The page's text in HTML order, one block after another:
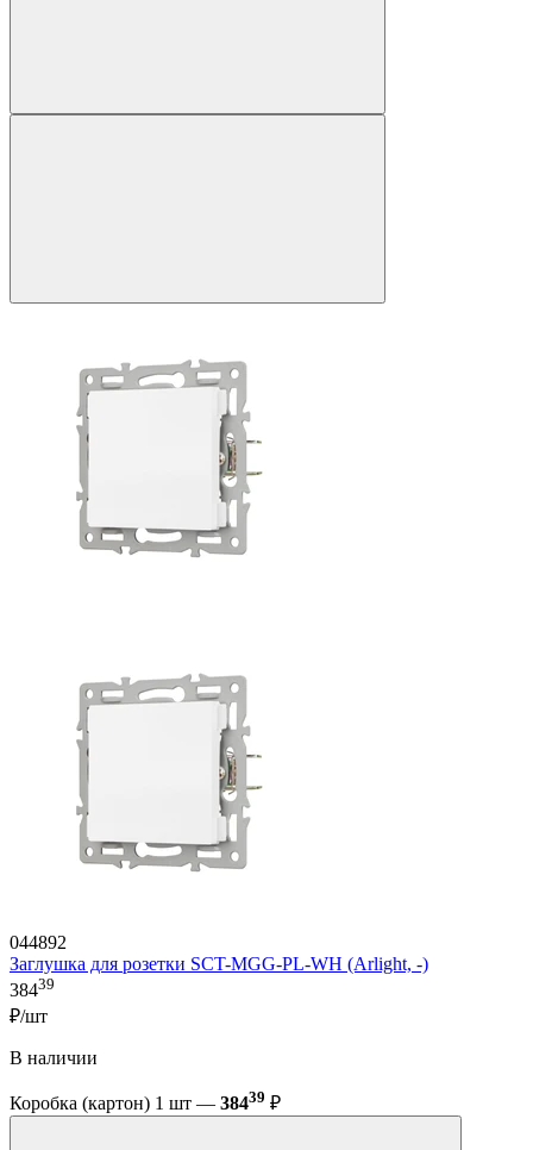
044892
Заглушка для розетки SCT-MGG-PL-WH (Arlight, -)
38439
₽/шт
В наличии
Коробка (картон) 1 шт — 38439 ₽